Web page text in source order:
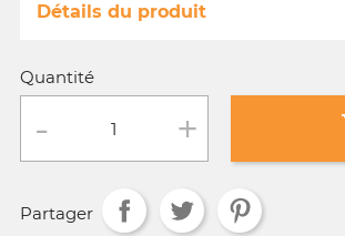
Détails du produit
Référence
Conditionnement :
Age :
Quantité
Partager